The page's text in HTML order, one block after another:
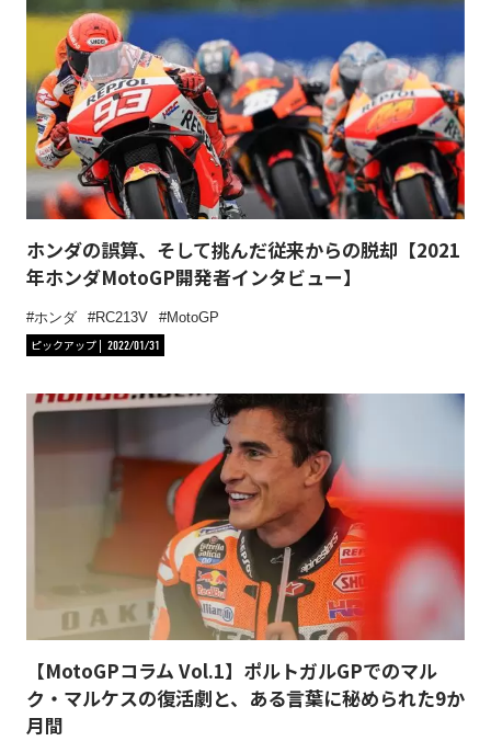
ホンダの誤算、そして挑んだ従来からの脱却【2021
年ホンダMotoGP開発者インタビュー】
ホンダ RC213V
MotoGP
ピックアップ
2022/01/31
【MotoGPコラム Vol.1】ポルトガルGPでのマル
ク・マルケスの復活劇と、ある言葉に秘められた9か
月間